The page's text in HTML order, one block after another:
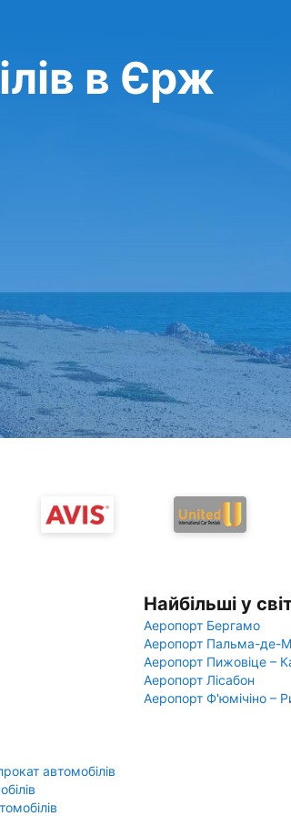
в Єрж
Найбільші у
Аеропорт Бергамо
Аеропорт Пальма-де-
Аеропорт Пижовіце –
Аеропорт Лісабон
Аеропорт Ф'юмічіно –
автомобілів